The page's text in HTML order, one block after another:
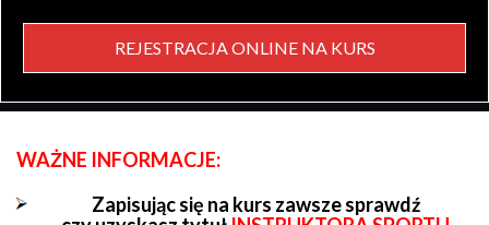
REJESTRACJA ONLINE NA KURS
WAŻNE INFORMACJE:
Zapisując się na kurs zawsze sprawdź